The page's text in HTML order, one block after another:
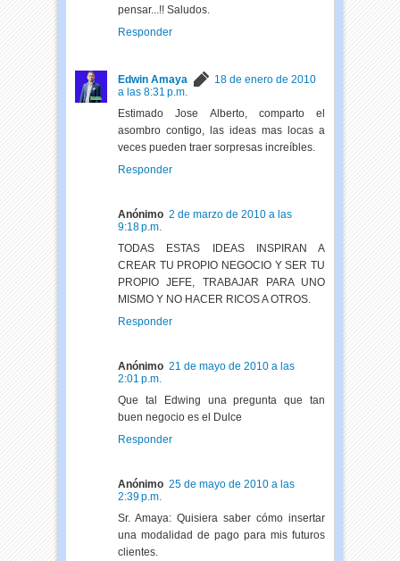
pensar...!! Saludos.
Responder
Edwin Amaya
18 de enero de 2010
a las 8:31 p.m.
Estimado Jose Alberto, comparto el
asombro contigo, las ideas mas locas a
veces pueden traer sorpresas increíbles.
Responder
Anónimo 2 de marzo de 2010 a las
9:18 p.m.
TODAS ESTAS IDEAS INSPIRAN A
CREAR TU PROPIO NEGOCIO Y SER TU
PROPIO JEFE, TRABAJAR PARA UNO
MISMO Y NO HACER RICOS A OTROS.
Responder
Anónimo 21 de mayo de 2010 a las
2:01 p.m.
Que tal Edwing una pregunta que tan
buen negocio es el Dulce
Responder
Anónimo 25 de mayo de 2010 a las
2:39 p.m.
Sr. Amaya: Quisiera saber cómo insertar
una modalidad de pago para mis futuros
clientes.